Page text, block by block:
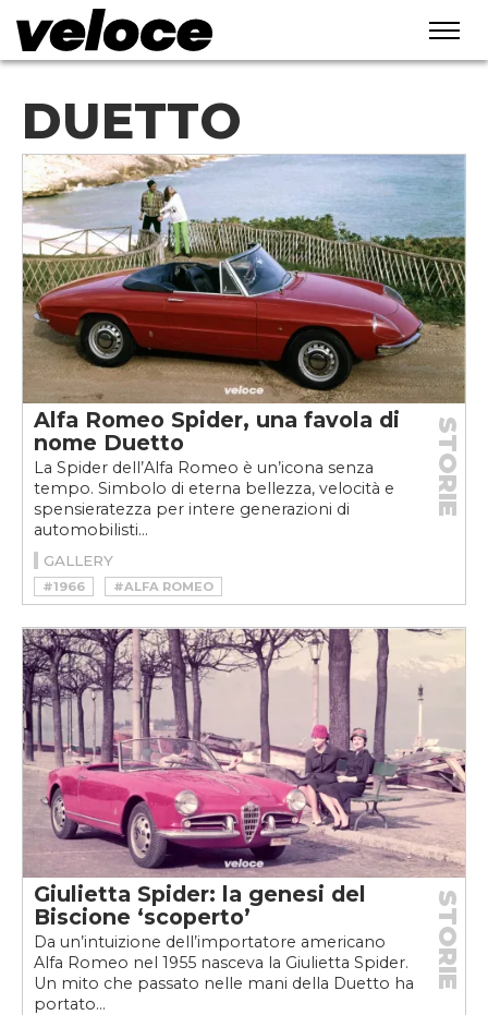
DUETTO
Alfa Romeo Spider, una favola di
nome Duetto
La Spider dell’Alfa Romeo è un’icona senza
tempo. Simbolo di eterna bellezza, velocità e
spensieratezza per intere generazioni di
automobilisti...
STORIE
GALLERY
#1966
#ALFA ROMEO
#ALFA ROMEO DUETTO
#ALFA ROMOE SPIDER 1600
#BIALBERO
#CARCULTURE
#DUETTO
#LEONARDO SINISGALLI
#PININFARINA
#SPIDER
#SPIDER DUETTO #VINTAGE
Giulietta Spider: la genesi del
Biscione ‘scoperto’
Da un’intuizione dell’importatore americano
Alfa Romeo nel 1955 nasceva la Giulietta Spider.
Un mito che passato nelle mani della Duetto ha
portato...
STORIE